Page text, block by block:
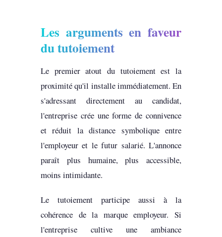
Les arguments en faveur
du tutoiement
Le premier atout du tutoiement est la
proximité qu'il installe immédiatement. En
s'adressant directement au candidat,
l'entreprise crée une forme de connivence
et réduit la distance symbolique entre
l'employeur et le futur salarié. L'annonce
paraît plus humaine, plus accessible,
moins intimidante.
Le tutoiement participe aussi à la
cohérence de la marque employeur. Si
l'entreprise cultive une ambiance